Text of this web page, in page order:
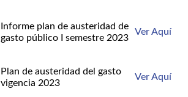
Informe plan de austeridad de
gasto público I semestre 2023
Ver Aquí
Plan de austeridad del gasto
vigencia 2023
Ver Aquí